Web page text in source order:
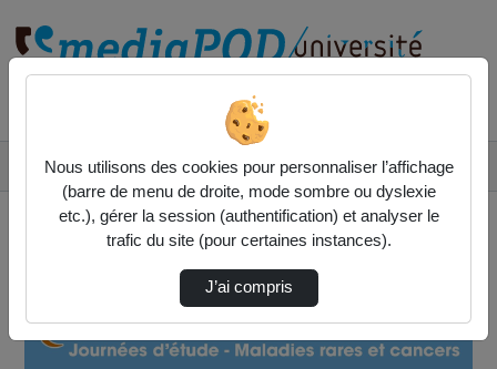
Journées d'étude "Maladies rares et cancers"…
Nous utilisons des cookies pour personnaliser l’affichage
(barre de menu de droite, mode sombre ou dyslexie
etc.), gérer la session (authentification) et analyser le
trafic du site (pour certaines instances).
J’ai compris